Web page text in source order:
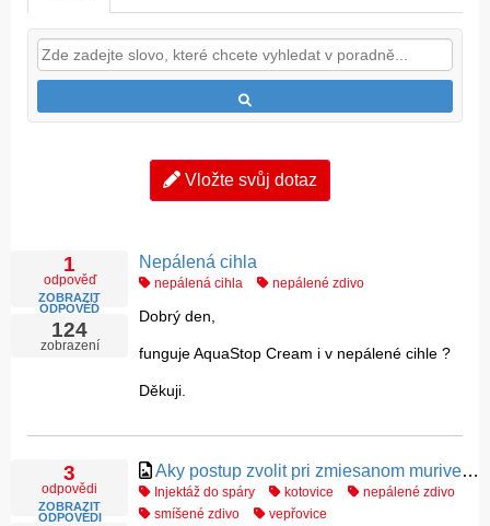
Vložte svůj dotaz
1
odpověď
ZOBRAZIT
ODPOVĚĎ
124
zobrazení
Nepálená cihla
nepálená cihla nepálené zdivo
Dobrý den,
funguje AquaStop Cream i v nepálené cihle ?
Děkuji.
3
odpovědi
ZOBRAZIT
ODPOVĚDI
Aky postup zvolit pri zmiesanom murive (palena a nepalena tehla) a nepravidelnych spar
Injektáž do spáry kotovice
nepálené zdivo
smíšené zdivo
vepřovice